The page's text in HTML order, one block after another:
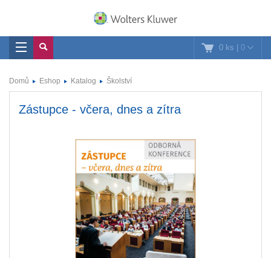
0 ks | 0
Domů Eshop Katalog Školství
Zástupce - včera, dnes a zítra